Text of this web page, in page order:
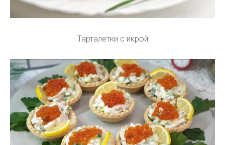
Тарталетки с икрой